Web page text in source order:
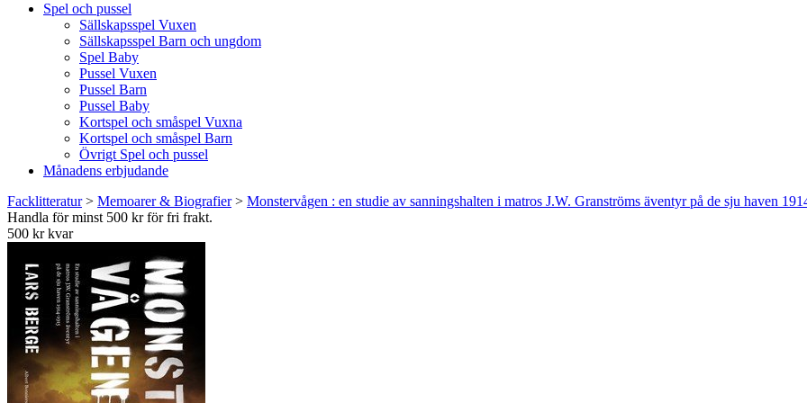
Spel och pussel
Sällskapsspel Vuxen
Sällskapsspel Barn och ungdom
Spel Baby
Pussel Vuxen
Pussel Barn
Pussel Baby
Kortspel och småspel Vuxna
Kortspel och småspel Barn
Övrigt Spel och pussel
Månadens erbjudande
Facklitteratur> Memoarer & Biografier> Monstervågen : en studie av sanningshalten i matros J.W. Granströms äventyr på de sju haven
Handla för minst 500 kr för fri frakt.
500 kr kvar